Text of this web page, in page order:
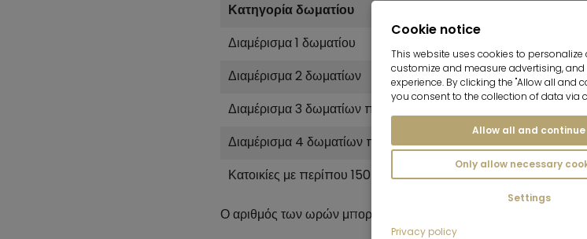
Κατηγορία δωματίου
Διαμέρισμα 1 δωματίου
Διαμέρισμα 2 δωματίων
6 - 10 ώρες
Διαμέρισμα 3 δωματίων περίπου 80 m²
Διαμέρισμα 4 δωματίων περίπου 100 m²
10 - 20
Κατοικίες με περίπου 150 τ.μ.
16 - 28
Ο αριθμός των ωρών μπορεί να διαφέρει σημαντικά σε
Cookie notice
This website uses cookies to personalize
customize and measure advertising,
experience. By clicking the "Allow all and
you consent to the collection of data via
Allow all and continue
Only allow necessary
Settings
Privacy policy